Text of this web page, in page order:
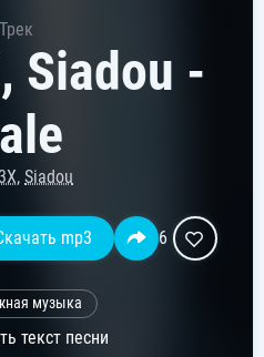
Трек
Siadou -
, Siadou
mp3 6
музыка
текст песни